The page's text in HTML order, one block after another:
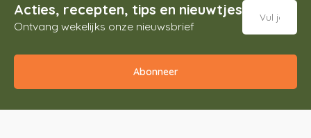
Acties, recepten, tips en nieuwtjes
Ontvang wekelijks onze nieuwsbrief
Abonneer